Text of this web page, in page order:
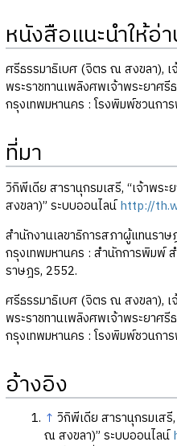
หนังสือแนะนำให้อ่
ศรีธรรมาธิเบศ (จิตร ณ สงขลา),
พระราชทานเพลิงศพเจ้าพระยาศ
กรุงเทพมหานคร : โรงพิมพ์ชวนกา
ที่มา
วิกิพีเดีย สารานุกรมเสรี, “เจ้าพร
สงขลา)” ระบบออนไลน์http://
สำนักงานเลขาธิการสภาผู้แทนราษ
กรุงเทพมหานคร : สำนักการพิมพ์
ราษฎร, 2552.
ศรีธรรมาธิเบศ (จิตร ณ สงขลา),
พระราชทานเพลิงศพเจ้าพระยาศ
กรุงเทพมหานคร : โรงพิมพ์ชวนกา
อ้างอิง
↑ วิกิพีเดีย สารานุกรมเส
ณ สงขลา)” ระบบออนไลน์